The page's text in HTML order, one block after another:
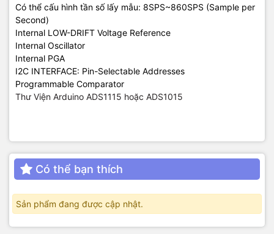
Có thể cấu hình tần số lấy mẫu: 8SPS~860SPS (Sample per
Second)
Internal LOW-DRIFT Voltage Reference
Internal Oscillator
Internal PGA
I2C INTERFACE: Pin-Selectable Addresses
Programmable Comparator
Thư Viện Arduino ADS1115 hoặc ADS1015
Có thể bạn thích
Sản phẩm đang được cập nhật.